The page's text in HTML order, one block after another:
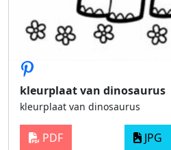
kleurplaat van dinosaurus
kleurplaat van dinosaurus
PDF JPG